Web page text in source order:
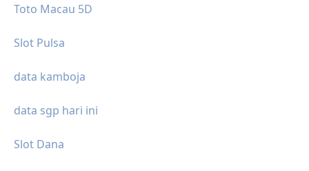
Toto Macau 5D
Slot Pulsa
data kamboja
data sgp hari ini
Slot Dana